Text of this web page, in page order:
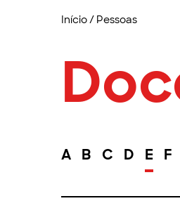
Início/ Pessoas
A B C D E F